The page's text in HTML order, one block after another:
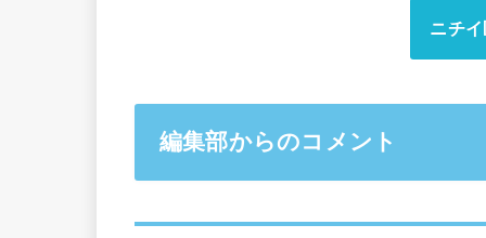
ニチ
編集部からのコメント